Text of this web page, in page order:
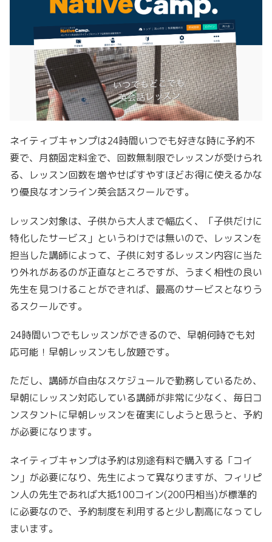
ネイティブキャンプは24時間いつでも好きな時に予約不
要で、月額固定料金で、回数無制限でレッスンが受けられ
る、レッスン回数を増やせばすやすほどお得に使えるかな
り優良なオンライン英会話スクールです。
レッスン対象は、子供から大人まで幅広く、「子供だけに
特化したサービス」というわけでは無いので、レッスンを
担当した講師によって、子供に対するレッスン内容に当た
り外れがあるのが正直なところですが、うまく相性の良い
先生を見つけることができれば、最高のサービスとなりう
るスクールです。
24時間いつでもレッスンができるので、早朝何時でも対
応可能！早朝レッスンもし放題です。
ただし、講師が自由なスケジュールで勤務しているため、
早朝にレッスン対応している講師が非常に少なく、毎日コ
ンスタントに早朝レッスンを確実にしようと思うと、予約
が必要になります。
ネイティブキャンプは予約は別途有料で購入する「コイ
ン」が必要になり、先生によって異なりますが、フィリピ
ン人の先生であれば大抵100コイン(200円相当)が標準的
に必要なので、予約制度を利用すると少し割高になってし
まいます。